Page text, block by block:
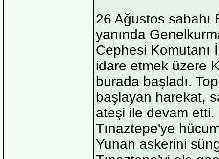
26 Ağustos
yanında
Cephesi Komutanı
idare etmek üzere
burada başladı.
başlayan harekat,
ateşi ile devam
Tınaztepe'ye
Yunan askerini